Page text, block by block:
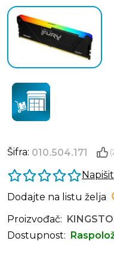
Šifra: 010.504.171
Dodajte na listu želja
Proizvođač:
Dostupnost: